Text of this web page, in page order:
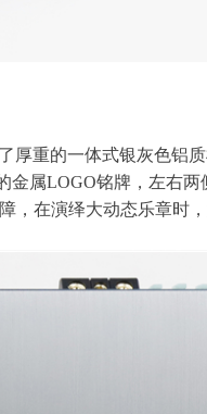
厚重的一体式银灰色铝
属LOGO铭牌，左右
在演绎大动态乐章时